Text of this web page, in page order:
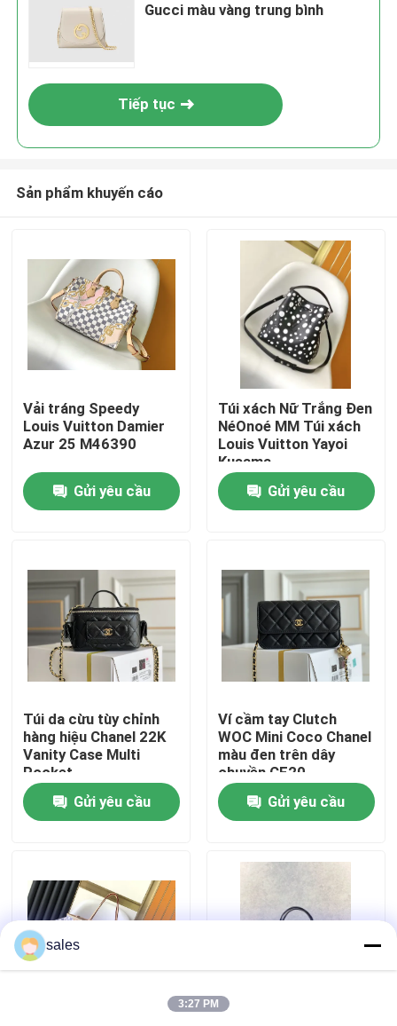
Trang chủ
Các sản phẩm
Video
VỀ CHÚNG TÔI
Tham quan nhà máy
Kiểm soát chất lượng
Tin tức
Các trường hợp
Gucci màu vàng trung bình
Tiếp tục
Sản phẩm khuyến cáo
Vải tráng Speedy
Louis Vuitton Damier
Azur 25 M46390
Gửi yêu cầu
Túi xách Nữ Trắng Đen
NéOnoé MM Túi xách
Louis Vuitton Yayoi
Kusama
Gửi yêu cầu
Túi da cừu tùy chỉnh
hàng hiệu Chanel 22K
Vanity Case Multi
Pocket
Gửi yêu cầu
Ví cầm tay Clutch
WOC Mini Coco Chanel
màu đen trên dây
chuyền CF20
Gửi yêu cầu
sales
3:27 PM